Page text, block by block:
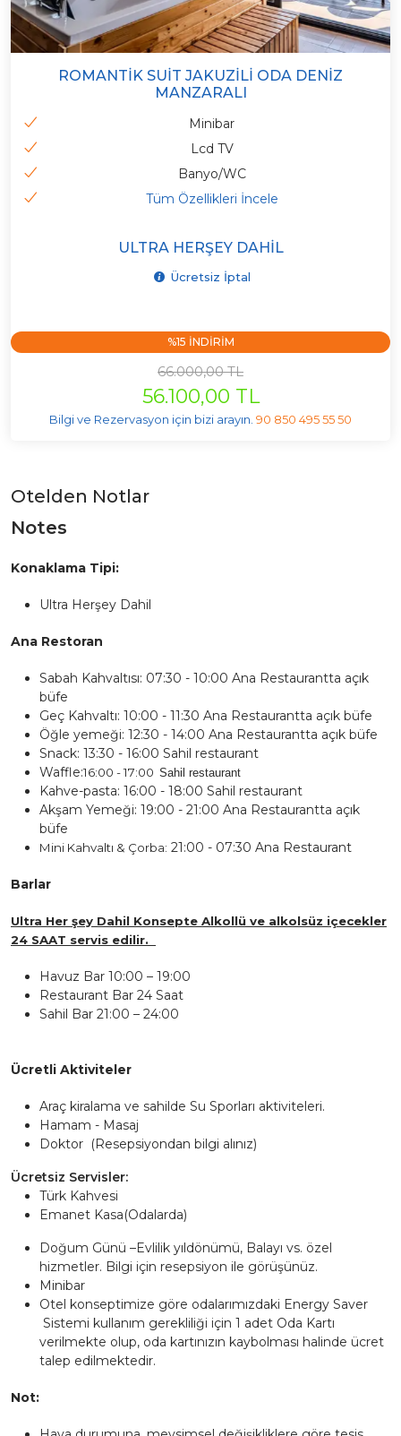
ROMANTIK SUIT JAKUZILI ODA DENIZ
MANZARALI
Minibar
Lcd TV
Banyo/WC
Tüm Özellikleri İncele
ULTRA HERŞEY DAHIL
Ücretsiz İptal
%15 INDIRIM
66.000,00 TL
56.100,00 TL
Bilgi ve Rezervasyon için bizi arayın. 90 850 495 55 50
Otelden Notlar
Notes
Konaklama Tipi:
Ultra Herşey Dahil
Ana Restoran
Sabah Kahvaltısı: 07:30 - 10:00 Ana Restaurantta açık
büfe
Geç Kahvaltı: 10:00 - 11:30 Ana Restaurantta açık büfe
Öğle yemeği: 12:30 - 14:00 Ana Restaurantta açık büfe
Snack: 13:30 - 16:00 Sahil restaurant
Waffle:16:00 - 17:00 Sahil restaurant
Kahve-pasta: 16:00 - 18:00 Sahil restaurant
Akşam Yemeği: 19:00 - 21:00 Ana Restaurantta açık
büfe
Mini Kahvaltı & Çorba: 21:00 - 07:30 Ana Restaurant
Barlar
Ultra Her şey Dahil Konsepte Alkollü ve alkolsüz içecekler
24 SAAT servis edilir.
Havuz Bar 10:00 – 19:00
Restaurant Bar 24 Saat
Sahil Bar 21:00 – 24:00
Ücretli Aktiviteler
Araç kiralama ve sahilde Su Sporları aktiviteleri.
Hamam - Masaj
Doktor (Resepsiyondan bilgi alınız)
Ücretsiz Servisler:
Türk Kahvesi
Emanet Kasa(Odalarda)
Doğum Günü –Evlilik yıldönümü, Balayı vs. özel
hizmetler. Bilgi için resepsiyon ile görüşünüz.
Minibar
Otel konseptimize göre odalarımızdaki Energy Saver
Sistemi kullanım gerekliliği için 1 adet Oda Kartı
verilmekte olup, oda kartınızın kaybolması halinde ücret
talep edilmektedir.
Not: